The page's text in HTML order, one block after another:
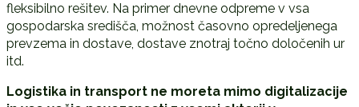
fleksibilno rešitev. Na primer dnevne odpreme v vsa
gospodarska središča, možnost časovno opredeljenega
prevzema in dostave, dostave znotraj točno določenih ur
itd.
Logistika in transport ne moreta mimo digitalizacije